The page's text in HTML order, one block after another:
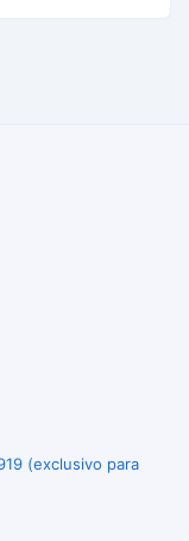
(exclusivo para